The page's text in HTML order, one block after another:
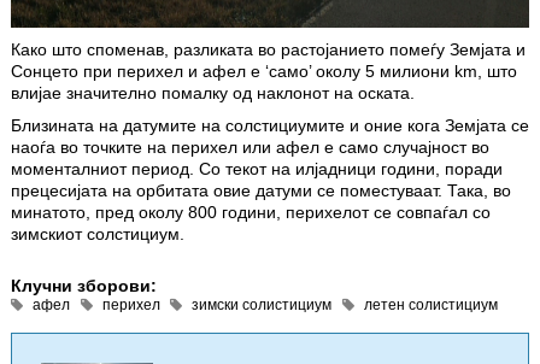
Како што споменав, разликата во растојанието помеѓу Земјата и
Сонцето при перихел и афел е ‘само’ околу 5 милиони km, што
влијае значително помалку од наклонот на оската.
Близината на датумите на солстициумите и оние кога Земјата се
наоѓа во точките на перихел или афел е само случајност во
моменталниот период. Со текот на илјадници години, поради
прецесијата на орбитата овие датуми се поместуваат. Така, во
минатото, пред околу 800 години, перихелот се совпаѓал со
зимскиот солстициум.
Клучни зборови:
афел перихел зимски солистициум летен солистициум